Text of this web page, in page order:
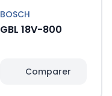
BOSCH
GBL 18V-800
Comparer